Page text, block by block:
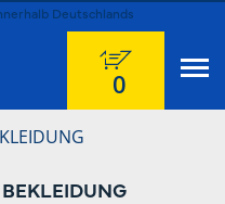
Deutschlands
0